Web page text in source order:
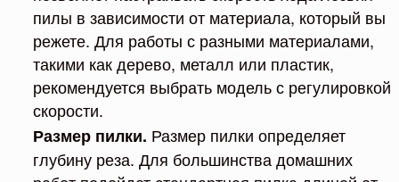
пилы в зависимости от материала, который вы
режете. Для работы с разными материалами,
такими как дерево, металл или пластик,
рекомендуется выбрать модель с регулировкой
скорости.
Размер пилки. Размер пилки определяет
глубину реза. Для большинства домашних